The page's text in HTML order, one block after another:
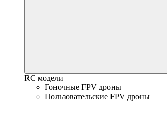
RC модели
Гоночные FPV дроны
Пользовательские FPV дроны